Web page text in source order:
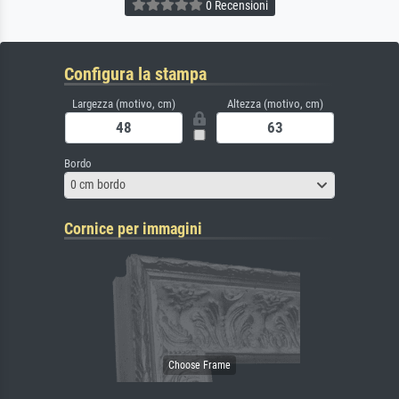
0 Recensioni
Configura la stampa
Largezza (motivo, cm) Altezza (motivo, cm)
Bordo
0 cm bordo
Cornice per immagini